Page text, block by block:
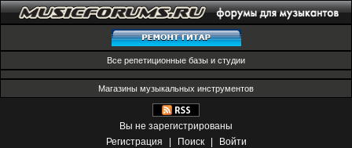
Все репетиционные базы и студии
Магазины музыкальных инструментов
Вы не зарегистрированы
Регистрация
Поиск Войти